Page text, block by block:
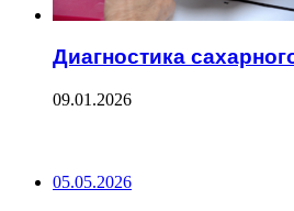
Диагностика
09.01.2026
05.05.2026